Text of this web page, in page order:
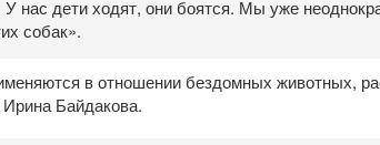
У нас дети ходят, они боятся. Мы уже
собак».
в отношении бездомных животных,
Байдакова.